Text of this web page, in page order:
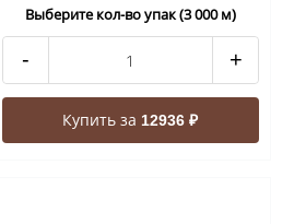
Выберите кол-во упак (3 000 м)
- +
Купить за12936 ₽